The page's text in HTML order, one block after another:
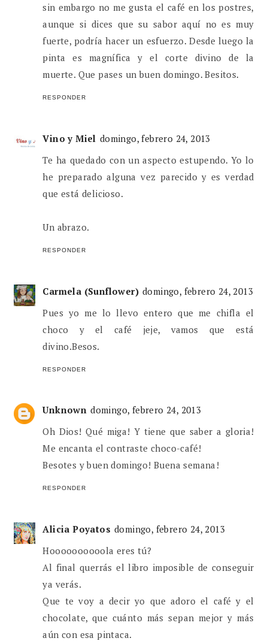
sin embargo no me gusta el café en los postres,
aunque si dices que su sabor aquí no es muy
fuerte, podría hacer un esfuerzo. Desde luego la
pinta es magnífica y el corte divino de la
muerte. Que pases un buen domingo. Besitos.
RESPONDER
Vino y Miel domingo, febrero 24, 2013
Te ha quedado con un aspecto estupendo. Yo lo
he preparado alguna vez parecido y es verdad
que está delicioso.
Un abrazo.
RESPONDER
Carmela (Sunflower) domingo, febrero 24, 2013
Pues yo me lo llevo entero que me chifla el
choco y el café jeje, vamos que está
divino.Besos.
RESPONDER
Unknown domingo, febrero 24, 2013
Oh Dios! Qué miga! Y tiene que saber a gloria!
Me encanta el contraste choco-café!
Besotes y buen domingo! Buena semana!
RESPONDER
Alicia Poyatos domingo, febrero 24, 2013
Hoooooooooola eres tú?
Al final querrás el libro imposible de conseguir
ya verás.
Que te voy a decir yo que adoro el café y el
chocolate, que cuánto más sepan mejor y más
aún con esa pintaca.